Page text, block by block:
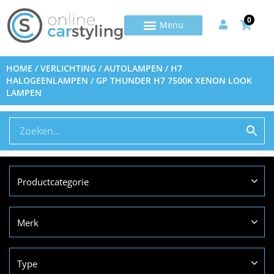
0
HOME /VERLICHTING /AUTOLAMPEN / H7
HALOGEENLAMPEN / GP THUNDER H7 7500K XENON LOOK
LAMPEN
Productcategorie
Merk
Type